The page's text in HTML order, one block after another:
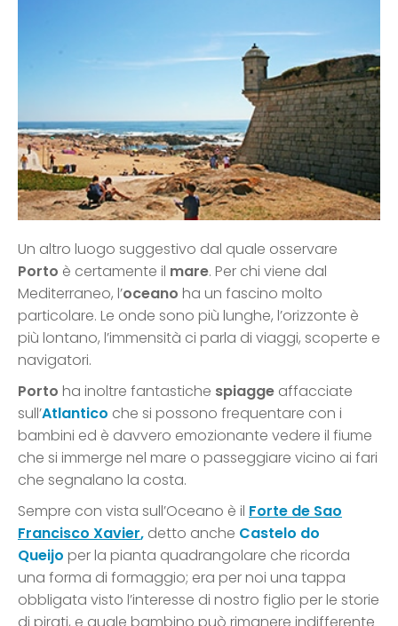
Un altro luogo suggestivo dal quale osservare
Porto è certamente il mare. Per chi viene dal
Mediterraneo, l’oceano ha un fascino molto
particolare. Le onde sono più lunghe, l’orizzonte è
più lontano, l’immensità ci parla di viaggi, scoperte e
navigatori.
Porto ha inoltre fantastiche spiagge affacciate
sull’Atlantico che si possono frequentare con i
bambini ed è davvero emozionante vedere il fiume
che si immerge nel mare o passeggiare vicino ai fari
che segnalano la costa.
Sempre con vista sull’Oceano è il Forte de Sao
Francisco Xavier, detto anche Castelo do
Queijo per la pianta quadrangolare che ricorda
una forma di formaggio; era per noi una tappa
obbligata visto l’interesse di nostro figlio per le storie